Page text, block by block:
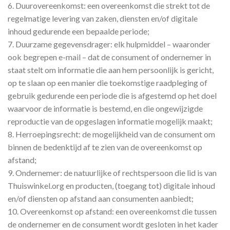
6. Duurovereenkomst: een overeenkomst die strekt tot de
regelmatige levering van zaken, diensten en/of digitale
inhoud gedurende een bepaalde periode;
7. Duurzame gegevensdrager: elk hulpmiddel – waaronder
ook begrepen e-mail – dat de consument of ondernemer in
staat stelt om informatie die aan hem persoonlijk is gericht,
op te slaan op een manier die toekomstige raadpleging of
gebruik gedurende een periode die is afgestemd op het doel
waarvoor de informatie is bestemd, en die ongewijzigde
reproductie van de opgeslagen informatie mogelijk maakt;
8. Herroepingsrecht: de mogelijkheid van de consument om
binnen de bedenktijd af te zien van de overeenkomst op
afstand;
9. Ondernemer: de natuurlijke of rechtspersoon die lid is van
Thuiswinkel.org en producten, (toegang tot) digitale inhoud
en/of diensten op afstand aan consumenten aanbiedt;
10. Overeenkomst op afstand: een overeenkomst die tussen
de ondernemer en de consument wordt gesloten in het kader